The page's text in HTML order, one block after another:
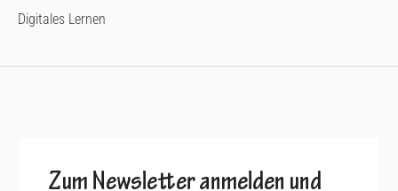
Digitales Lernen
Zum Newsletter anmelden und